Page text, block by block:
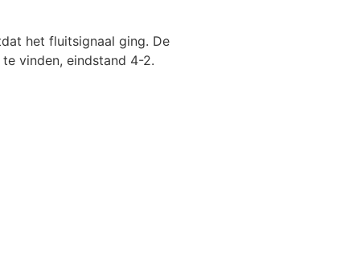
het fluitsignaal ging. De
vinden, eindstand 4-2.